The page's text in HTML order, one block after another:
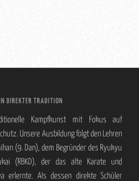
DIREKTER TRADITION
Kampfkunst mit Fokus auf
Unsere Ausbildung folgt den Lehren
(9. Dan), dem Begründer des Ryukyu
(RBKD), der das alte Karate und
erlernte. Als dessen direkte Schüler